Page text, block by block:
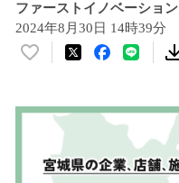
ファーストイノベーション
2024年8月30日 14時39分
い
！
読